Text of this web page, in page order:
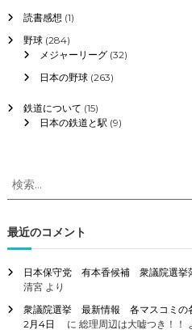
読書感想 (1)
野球(284)
メジャーリーグ(32)
日本の野球(263)
鉄道について (15)
日本の鉄道と駅 (9)
検
索
象
:
最近のコメント
日本保守党 有本香候補 衆議院選
清宮より
衆議院選挙 最新情報 各マスコミの
2月4日
に 総理周辺は大嘘つき！！